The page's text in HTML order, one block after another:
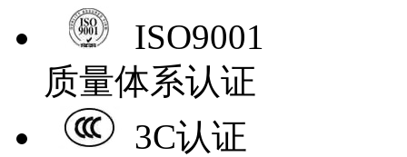
ISO9001
质量体系认证
3C认证